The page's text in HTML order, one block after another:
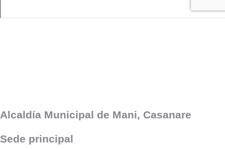
Alcaldía Municipal de Mani, Casanare
Sede principal